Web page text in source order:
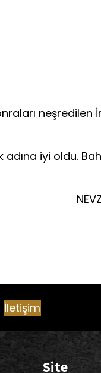
neşredilen
iyi oldu.
İletişim
Site